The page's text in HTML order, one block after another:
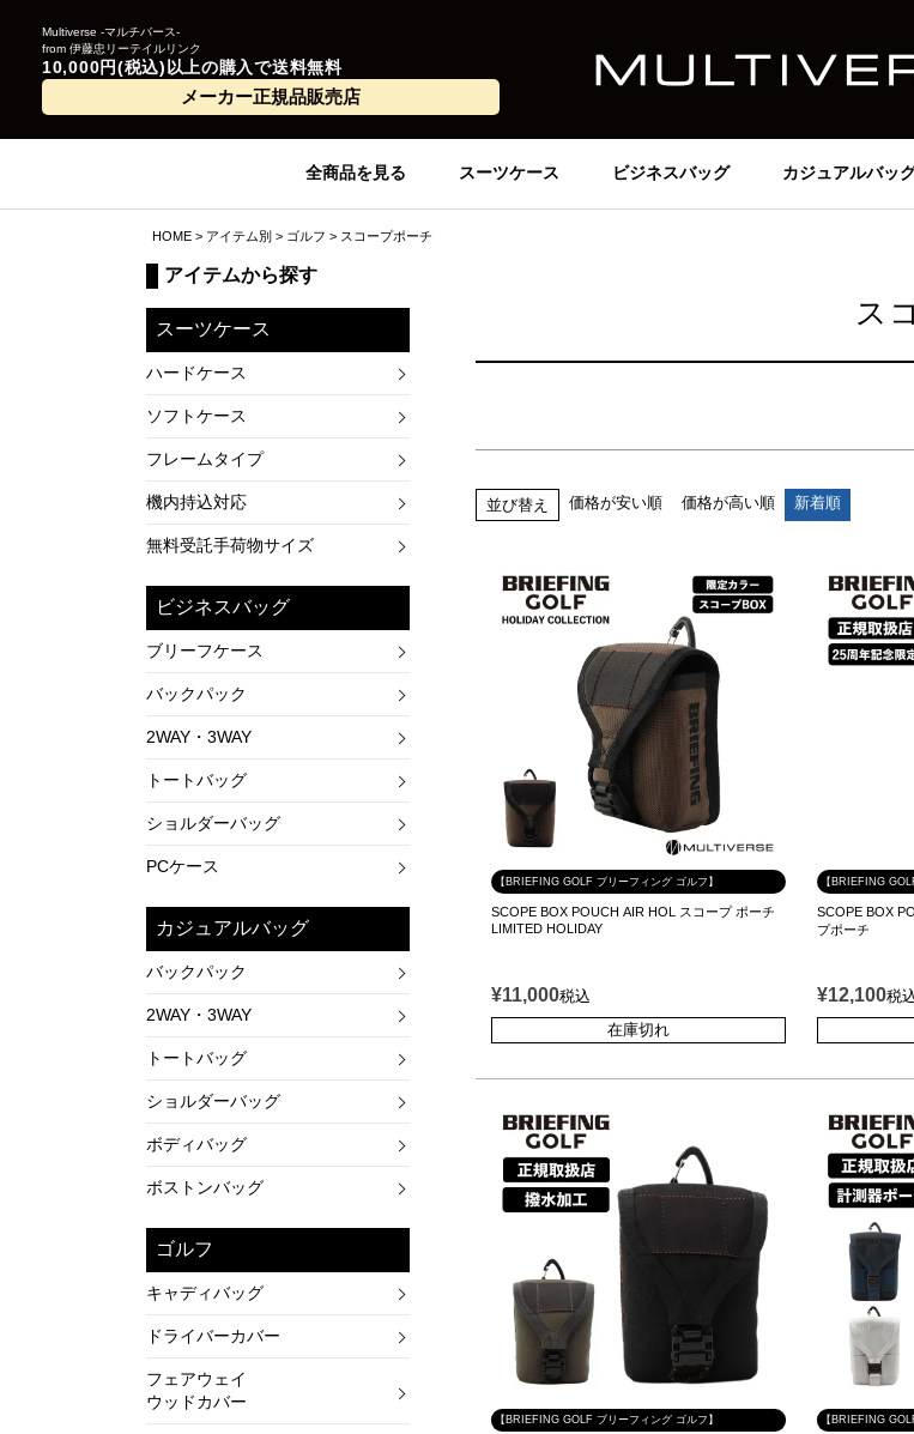
Multiverse -マルチバース-
from 伊藤忠リーテイルリンク
10,000円(税込)以上の購入で送料無料
メーカー正規品販売店
全商品を見る スーツケース ビジネスバッグ カジュアルバッ
HOME アイテム別 ゴルフ スコープポーチ
アイテムから探す
スーツケース
ハードケース
ソフトケース
フレームタイプ
機内持込対応
無料受託手荷物サイズ
ビジネスバッグ
ブリーフケース
バックパック
2WAY・3WAY
トートバッグ
ショルダーバッグ
PCケース
カジュアルバッグ
バックパック
2WAY・3WAY
トートバッグ
ショルダーバッグ
ボディバッグ
ボストンバッグ
ゴルフ
キャディバッグ
ドライバーカバー
フェアウェイ
ウッドカバー
ス
価格が高い順
並び替え 価格が安い順 価格が高い順 新着順
【BRIEFING GOLF ブリーフィング ゴルフ】
SCOPE BOX POUCH AIR HOL スコープ ポーチ
LIMITED HOLIDAY
¥11,000税込
在庫切れ
【BRIEFING
SCOPE BOX
プポーチ
¥12,100税
【BRIEFING GOLF ブリーフィング ゴルフ】 【BRIEFING